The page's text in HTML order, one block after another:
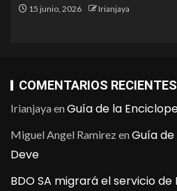
15 junio, 2026 Irianjaya
COMENTARIOS RECIENTES
IrianjayaenGuía de la
Miguel Angel RamirezenGuía
Deve
BDO SA migrará el servicio